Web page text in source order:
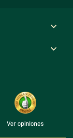


Ver opiniones